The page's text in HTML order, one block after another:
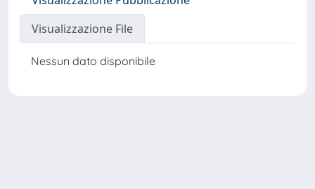
Visualizzazione File
Nessun dato disponibile